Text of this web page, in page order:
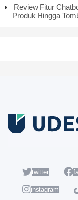
Review Fitur
Produk Hingga
twitter
instagram